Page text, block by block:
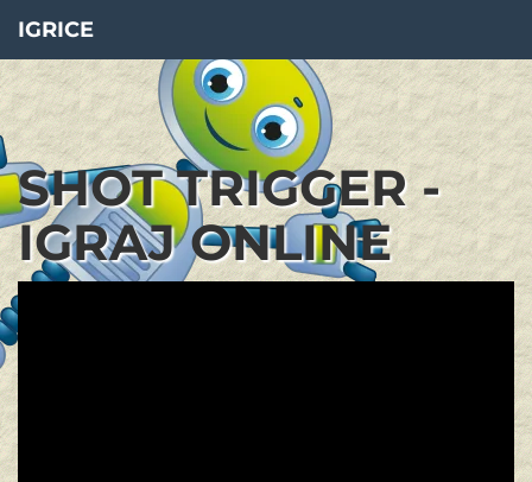
IGRICE
SHOT TRIGGER -
IGRAJ ONLINE